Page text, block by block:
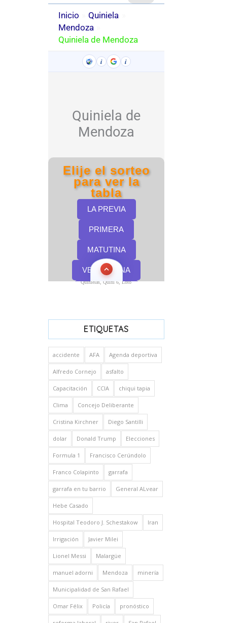
Quinielas, Quini 6, Loto
ETIQUETAS
accidente AFA Agenda deportiva
Alfredo Cornejo asfalto
Capacitación CCIA chiqui tapia
Clima Concejo Deliberante
Cristina Kirchner Diego Santilli
dolar Donald Trump Elecciones
Formula 1 Francisco Cerúndolo
Franco Colapinto garrafa
garrafa en tu barrio General ALvear
Hebe Casado
Hospital Teodoro J. Schestakow Iran
Irrigación Javier Milei
Lionel Messi Malargüe
manuel adorni Mendoza minería
Municipalidad de San Rafael
Omar Félix Policía pronóstico